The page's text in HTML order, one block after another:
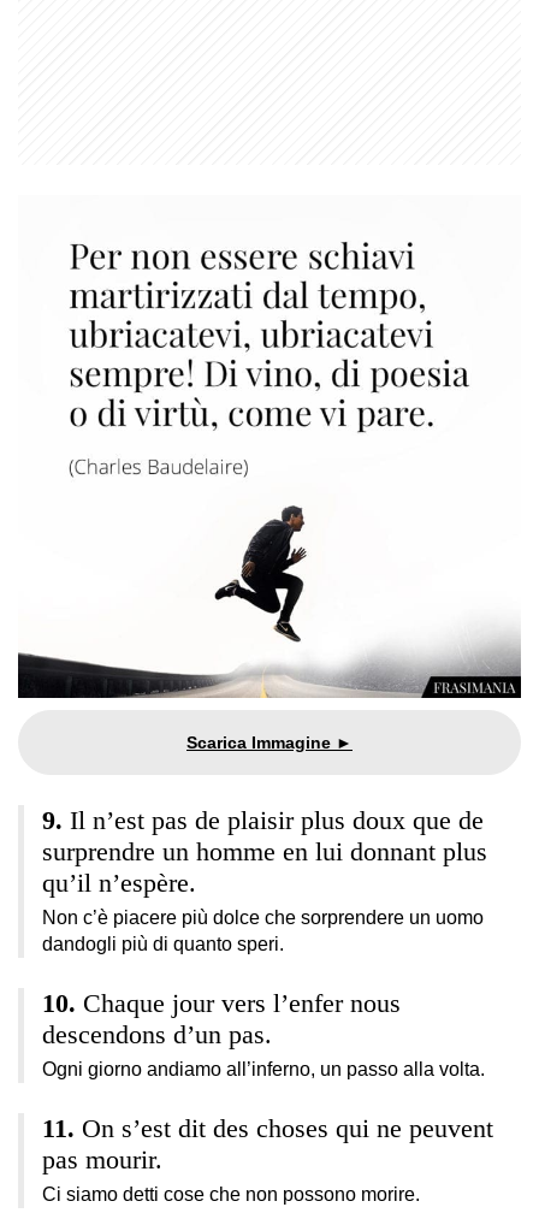
Il n’est pas de plaisir plus doux que de
surprendre un homme en lui donnant plus
qu’il n’espère.
Non c’è piacere più dolce che sorprendere un uomo
dandogli più di quanto speri.
Chaque jour vers l’enfer nous
descendons d’un pas.
Ogni giorno andiamo all’inferno, un passo alla volta.
On s’est dit des choses qui ne peuvent
pas mourir.
Ci siamo detti cose che non possono morire.